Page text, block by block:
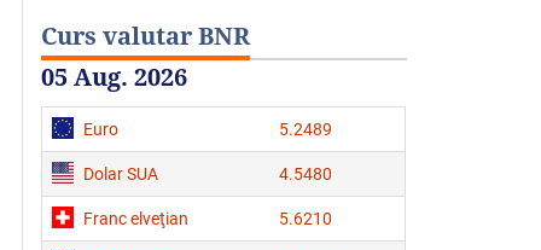
Curs valutar BNR
05 Aug. 2026
Euro 5.2489
Dolar SUA 4.5480
Franc elveţian 5.6210